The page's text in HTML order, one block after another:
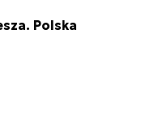
Polska